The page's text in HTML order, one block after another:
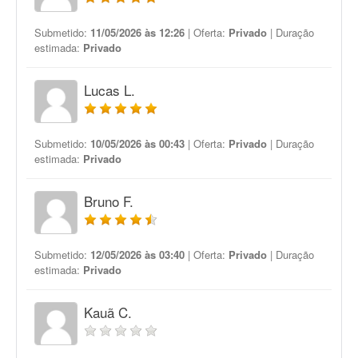
Submetido: 11/05/2026 às 12:26 | Oferta: Privado | Duração
estimada: Privado
Lucas L.
Submetido: 10/05/2026 às 00:43 | Oferta: Privado | Duração
estimada: Privado
Bruno F.
Submetido: 12/05/2026 às 03:40 | Oferta: Privado | Duração
estimada: Privado
Kauã C.